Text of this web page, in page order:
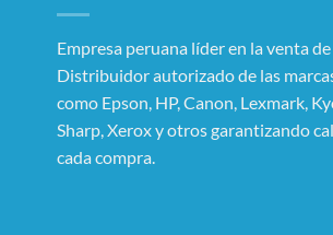
Empresa peruana líder en la venta
Distribuidor autorizado de las
como Epson, HP, Canon, Lexmark,
Sharp, Xerox y otros garantizando
cada compra.